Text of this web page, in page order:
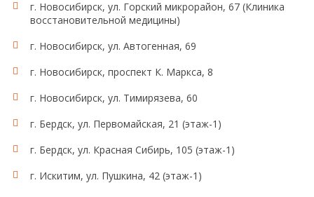
г. Новосибирск, ул. Горский микрорайон, 67 (Клиника
восстановительной медицины)
г. Новосибирск, ул. Автогенная, 69
г. Новосибирск, проспект К. Маркса, 8
г. Новосибирск, ул. Тимирязева, 60
г. Бердск, ул. Первомайская, 21 (этаж-1)
г. Бердск, ул. Красная Сибирь, 105 (этаж-1)
г. Искитим, ул. Пушкина, 42 (этаж-1)